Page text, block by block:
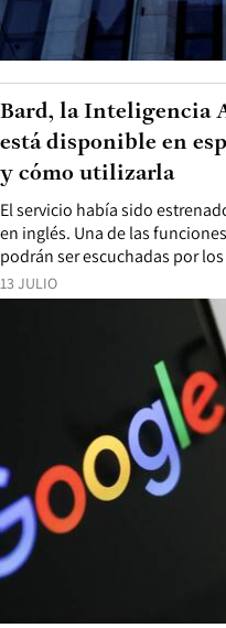
13 JULIO
El servicio había sido
en inglés. Una de las
podrán ser escuchadas por
Bard, la Inteligencia
está disponible en
y cómo utilizarla